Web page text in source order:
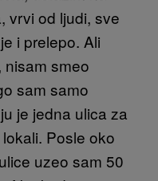
vrvi od ljudi, sve
i prelepo. Ali
nisam smeo
sam samo
je jedna ulica za
Posle oko
uzeo sam 50